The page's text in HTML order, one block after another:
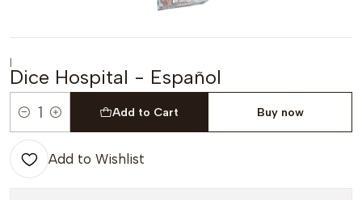
|
Dice Hospital - Español
Quantity
Add to Cart Buy now
Add to Wishlist